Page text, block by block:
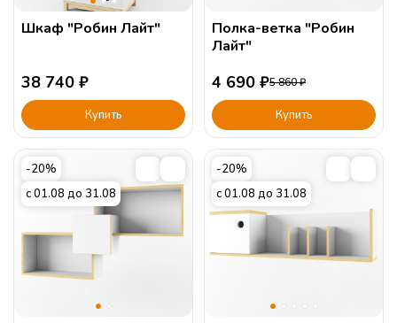
Шкаф "Робин Лайт"
38 740 ₽
Купить
Полка-ветка "Робин
Лайт"
4 690 ₽5 860₽
Купить
-20%
с 01.08 до 31.08
-20%
с 01.08 до 31.08